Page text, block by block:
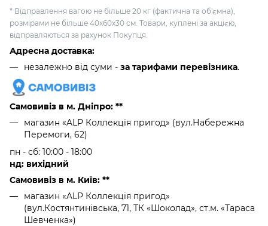
* Відправлення вагою не більше 20 кг (фактична та об'ємна),
розмірами не більше 40х60х30 см. Товари, куплені за акцією,
відправляються за рахунок Покупця.
Адресна доставка:
незалежно від суми - за тарифами перевізника.
Самовивіз в м. Дніпро: **
магазин «ALP Коллекція пригод» (вул.Набережна
Перемоги, 62)
пн - сб: 10:00 - 18:00
нд: вихідний
Самовивіз в м. Київ: **
магазин «ALP Коллекція пригод»
(вул.Костянтинівська, 71, ТК «Шоколад», ст.м. «Тараса
Шевченка»)